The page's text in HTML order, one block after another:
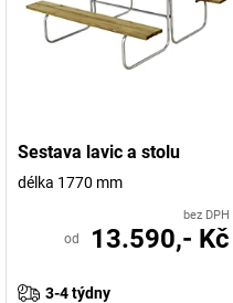
Sestava lavic a stolu
délka 1770 mm
bez DPH
od 13.590,- Kč
3-4 týdny